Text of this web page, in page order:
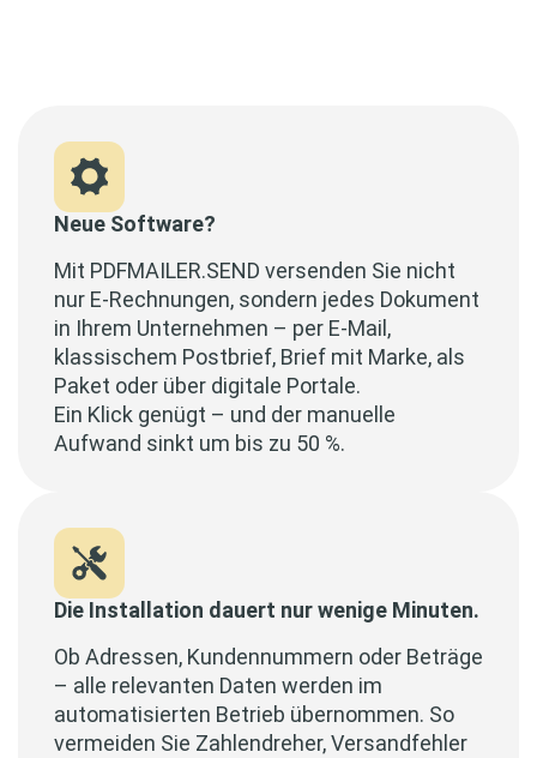
Neue Software?
Mit PDFMAILER.SEND versenden Sie nicht
nur E-Rechnungen, sondern jedes Dokument
in Ihrem Unternehmen – per E-Mail,
klassischem Postbrief, Brief mit Marke, als
Paket oder über digitale Portale.
Ein Klick genügt – und der manuelle
Aufwand sinkt um bis zu 50 %.
Die Installation dauert nur wenige Minuten.
Ob Adressen, Kundennummern oder Beträge
– alle relevanten Daten werden im
automatisierten Betrieb übernommen. So
vermeiden Sie Zahlendreher, Versandfehler